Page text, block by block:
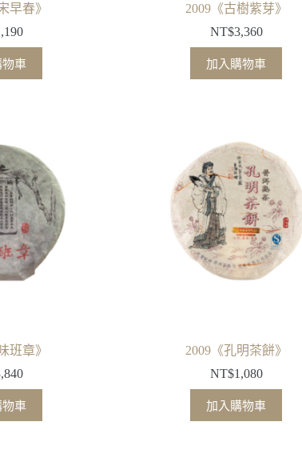
早春》
車
2009《古樹紫芽》
NT$3,360
加入購物車
班章》
車
2009《孔明茶餅》
NT$1,080
加入購物車